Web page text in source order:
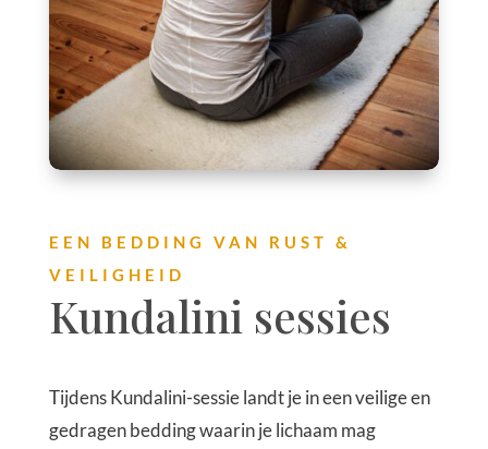
EEN BEDDING VAN RUST &
VEILIGHEID
Kundalini sessies
Tijdens Kundalini-sessie landt je in een veilige en
gedragen bedding waarin je lichaam mag